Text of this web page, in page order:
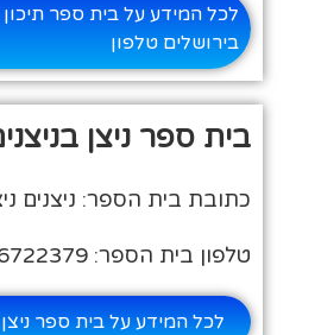
לכל המידע על בית ספר תיכון
בירושלים טלפון
בית ספר ניצן
כתובת בית הספר: ניצנים
טלפון בית הספר: 08-6722379
לכל המידע על בית ספר ניצן